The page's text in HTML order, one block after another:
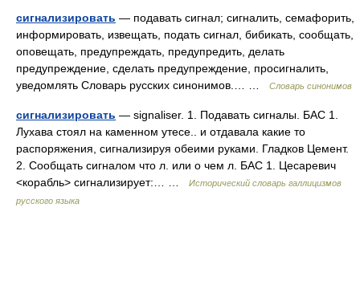
сигнализировать — подавать сигнал; сигналить, семафорить,
информировать, извещать, подать сигнал, бибикать, сообщать,
оповещать, предупреждать, предупредить, делать
предупреждение, сделать предупреждение, просигналить,
уведомлять Словарь русских синонимов.… …
Словарь синонимов
сигнализировать — signaliser. 1. Подавать сигналы. БАС 1.
Лухава стоял на каменном утесе.. и отдавала какие то
распоряжения, сигнализируя обеими руками. Гладков Цемент.
2. Сообщать сигналом что л. или о чем л. БАС 1. Цесаревич
<корабль> сигнализирует:… …
Исторический словарь галлицизмов
русского языка